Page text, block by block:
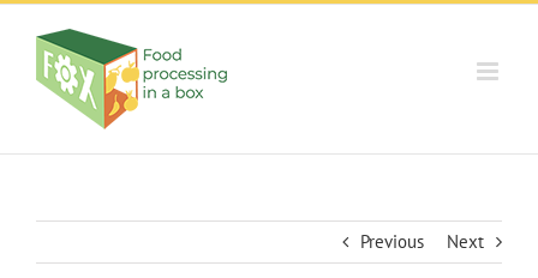
Skip
content
Previous Next